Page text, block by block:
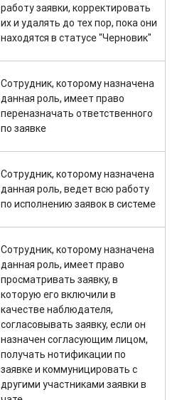
работу заявки, корректировать
их и удалять до тех пор, пока они
находятся в статусе "Черновик"
Сотрудник, которому назначена
данная роль, имеет право
переназначать ответственного
по заявке
Сотрудник, которому назначена
данная роль, ведет всю работу
по исполнению заявок в системе
Сотрудник, которому назначена
данная роль, имеет право
просматривать заявку, в
которую его включили в
качестве наблюдателя,
согласовывать заявку, если он
назначен согласующим лицом,
получать нотификации по
заявке и коммуницировать с
другими участниками заявки в